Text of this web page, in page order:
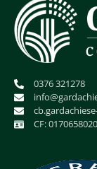
0376 321278
CF: